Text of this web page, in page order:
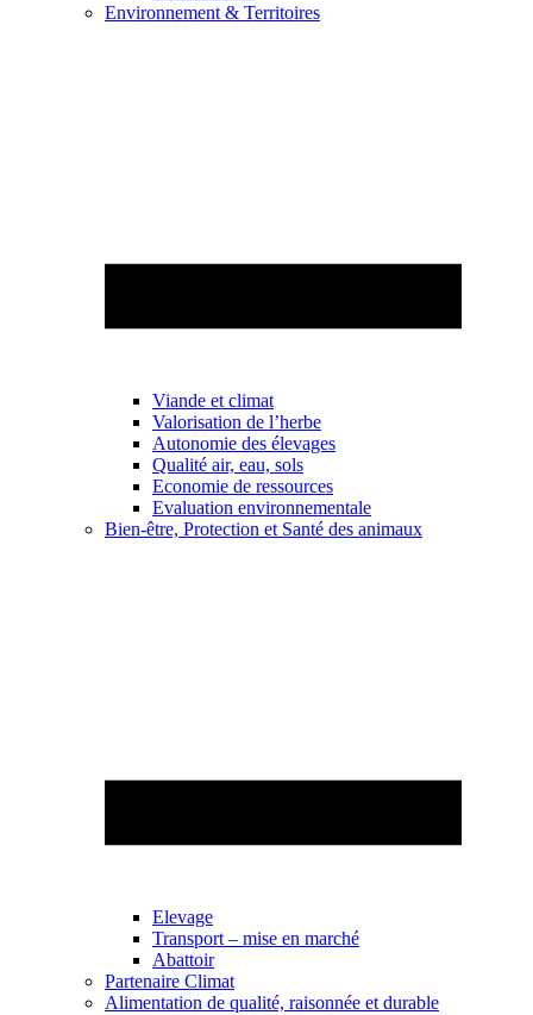
Environnement & Territoires
Viande et climat
Valorisation de l’herbe
Autonomie des élevages
Qualité air, eau, sols
Economie de ressources
Evaluation environnementale
Bien-être, Protection et Santé des animaux
Elevage
Transport – mise en marché
Abattoir
Partenaire Climat
Alimentation de qualité, raisonnée et durable